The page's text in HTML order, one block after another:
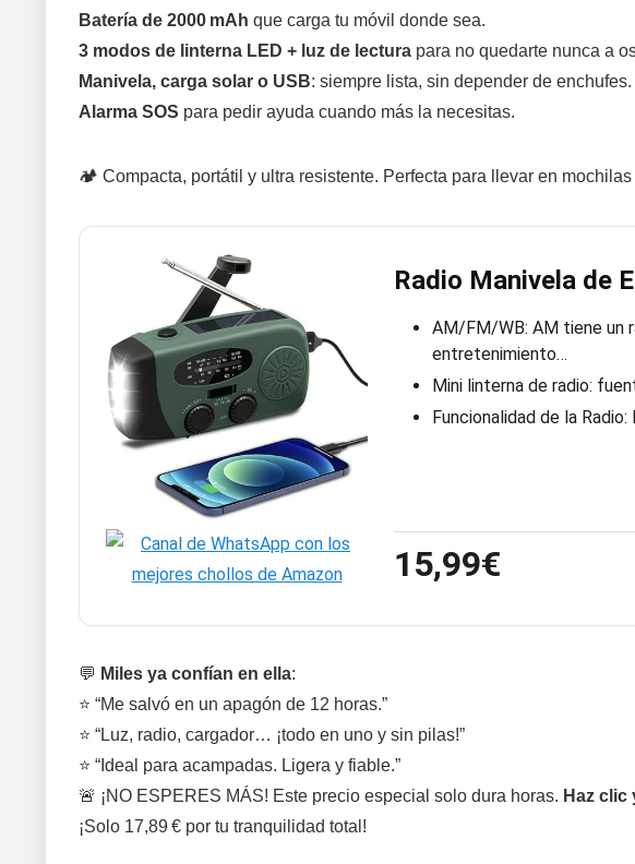
Batería de 2000 mAh que carga tu móvil donde sea.
3 modos de linterna LED + luz de lectura para no quedarte nunca a
Manivela, carga solar o USB: siempre lista, sin depender de enchufes.
Alarma SOS para pedir ayuda cuando más la necesitas.
🏕️ Compacta, portátil y ultra resistente. Perfecta para llevar en
Radio Manivela de
AM/FM/WB: AM tiene un
entretenimiento…
Mini linterna de radio:
Funcionalidad de la
15,99€
💬 Miles ya confían en ella:
⭐ “Me salvó en un apagón de 12 horas.”
⭐ “Luz, radio, cargador… ¡todo en uno y sin pilas!”
⭐ “Ideal para acampadas. Ligera y fiable.”
🚨 ¡NO ESPERES MÁS! Este precio especial solo dura horas. Haz clic
¡Solo 17,89 € por tu tranquilidad total!